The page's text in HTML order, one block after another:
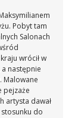
Pobyt tam
Salonach
wrócił w
a następnie
Malowane
pejzaże
artysta dawał
do